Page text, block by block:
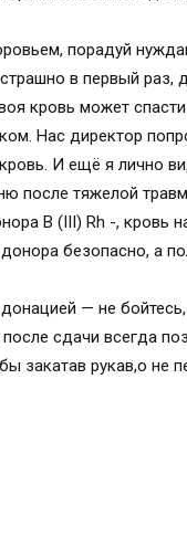
порадуй
в первый раз,
кровь может
Нас директор
И ещё я лично
после тяжелой
В (III) Rh -, кровь
безопасно, а
— не
сдачи всегда
закатав рукав,о не